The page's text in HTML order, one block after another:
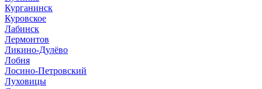
Курганинск
Куровское
Лабинск
Лермонтов
Ликино-Дулёво
Лобня
Лосино-Петровский
Луховицы